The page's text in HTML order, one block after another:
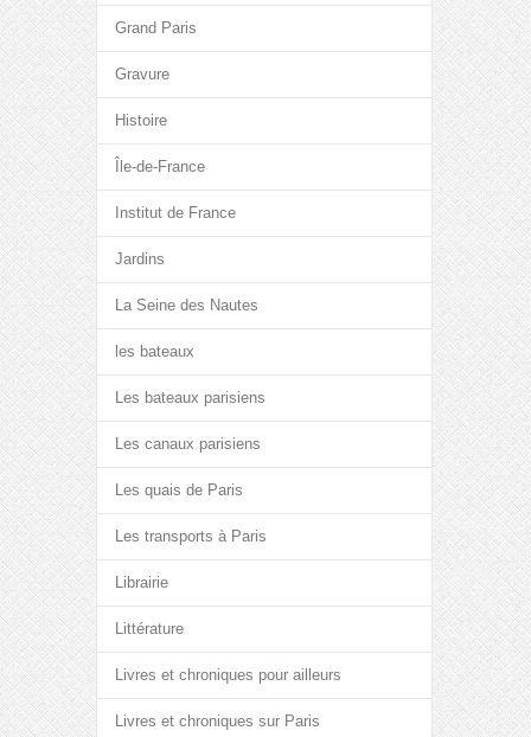
Grand Paris
Gravure
Histoire
Île-de-France
Institut de France
Jardins
La Seine des Nautes
les bateaux
Les bateaux parisiens
Les canaux parisiens
Les quais de Paris
Les transports à Paris
Librairie
Littérature
Livres et chroniques pour ailleurs
Livres et chroniques sur Paris